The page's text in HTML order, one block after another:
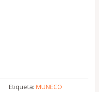
Etiqueta:MUNECO